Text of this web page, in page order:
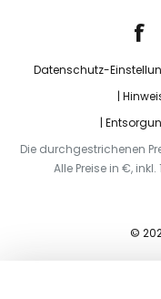
Datenschutz-
Die durchgestrichenen
Alle Preise in €,
©